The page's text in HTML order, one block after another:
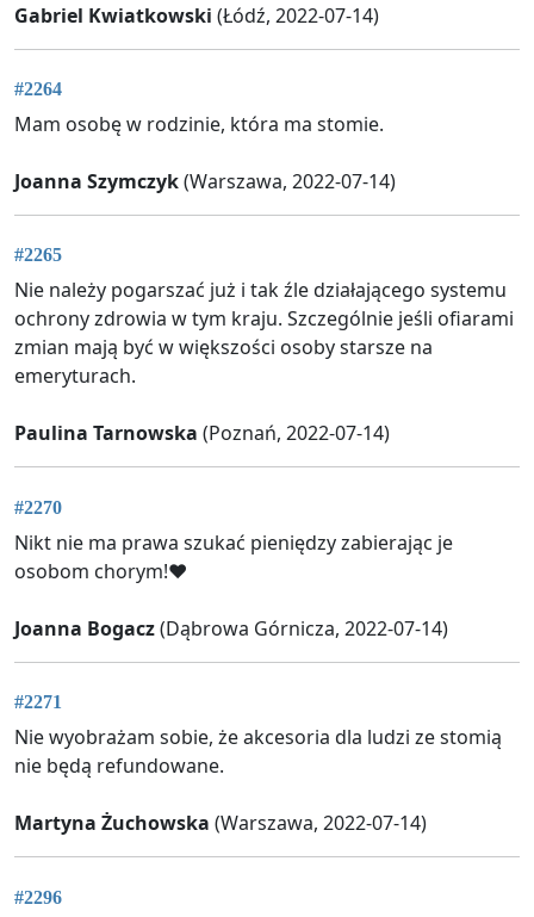
Gabriel Kwiatkowski (Łódź, 2022-07-14)
#2264
Mam osobę w rodzinie, która ma stomie.
Joanna Szymczyk(Warszawa, 2022-07-14)
#2265
Nie należy pogarszać już i tak źle działającego systemu
ochrony zdrowia w tym kraju. Szczególnie jeśli ofiarami
zmian mają być w większości osoby starsze na
emeryturach.
Paulina Tarnowska (Poznań, 2022-07-14)
#2270
Nikt nie ma prawa szukać pieniędzy zabierając je
osobom chorym!♥️
Joanna Bogacz(Dąbrowa Górnicza, 2022-07-14)
#2271
Nie wyobrażam sobie, że akcesoria dla ludzi ze stomią
nie będą refundowane.
Martyna Żuchowska (Warszawa, 2022-07-14)
#2296